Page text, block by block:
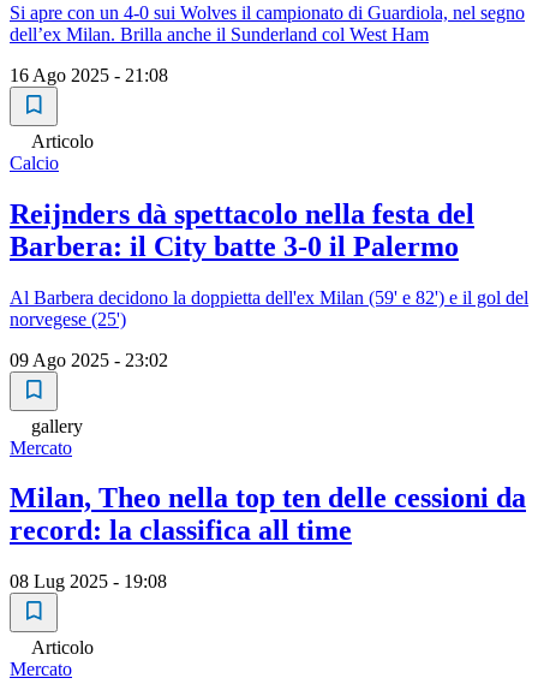
Si apre con un 4-0 sui Wolves il campionato di Guardiola, nel segno
dell’ex Milan. Brilla anche il Sunderland col West Ham
16 Ago 2025 - 21:08
Articolo
Calcio
Reijnders dà spettacolo nella festa del
Barbera: il City batte 3-0 il Palermo
Al Barbera decidono la doppietta dell'ex Milan (59' e 82') e il gol del
norvegese (25')
09 Ago 2025 - 23:02
gallery
Mercato
Milan, Theo nella top ten delle cessioni da
record: la classifica all time
08 Lug 2025 - 19:08
Articolo
Mercato